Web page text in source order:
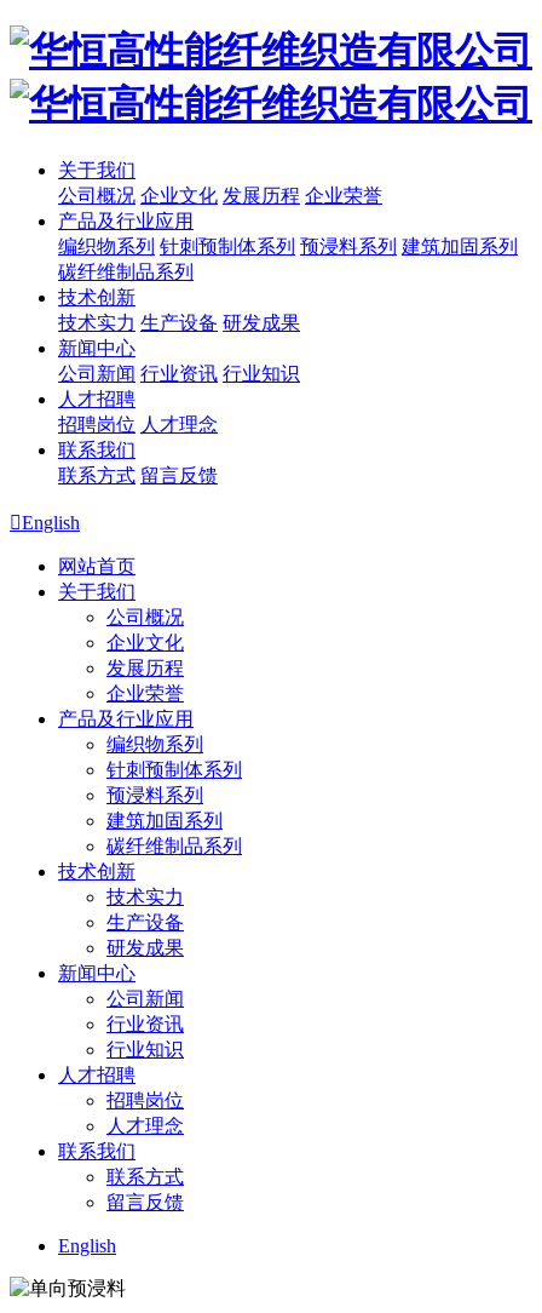
关于我们
公司概况 企业文化 发展历程 企业荣誉
产品及行业应用
编织物系列 针刺预制体系列 预浸料系列 建筑加固系列
碳纤维制品系列
技术创新
技术实力 生产设备 研发成果
新闻中心
公司新闻 行业资讯 行业知识
人才招聘
招聘岗位 人才理念
联系我们
联系方式 留言反馈
English
网站首页
关于我们
公司概况
企业文化
发展历程
企业荣誉
产品及行业应用
编织物系列
针刺预制体系列
预浸料系列
建筑加固系列
碳纤维制品系列
技术创新
技术实力
生产设备
研发成果
新闻中心
公司新闻
行业资讯
行业知识
人才招聘
招聘岗位
人才理念
联系我们
联系方式
留言反馈
English